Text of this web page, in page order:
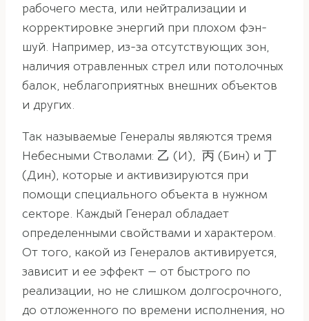
рабочего места, или нейтрализации и
корректировке энергий при плохом фэн-
шуй. Например, из-за отсутствующих зон,
наличия отравленных стрел или потолочных
балок, неблагоприятных внешних объектов
и других.
Так называемые Генералы являются тремя
Небесными Стволами: 乙 (И), 丙 (Бин) и 丁
(Дин), которые и активизируются при
помощи специального объекта в нужном
секторе. Каждый Генерал обладает
определенными свойствами и характером.
От того, какой из Генералов активируется,
зависит и ее эффект — от быстрого по
реализации, но не слишком долгосрочного,
до отложенного по времени исполнения, но